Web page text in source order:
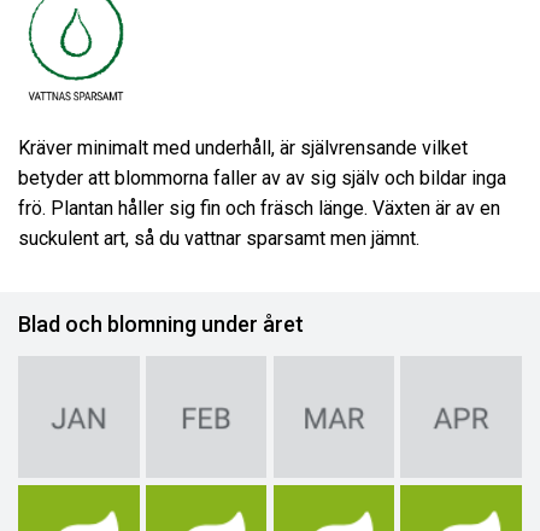
Kräver minimalt med underhåll, är självrensande vilket
betyder att blommorna faller av av sig själv och bildar inga
frö. Plantan håller sig fin och fräsch länge. Växten är av en
suckulent art, så du vattnar sparsamt men jämnt.
Blad och blomning under året